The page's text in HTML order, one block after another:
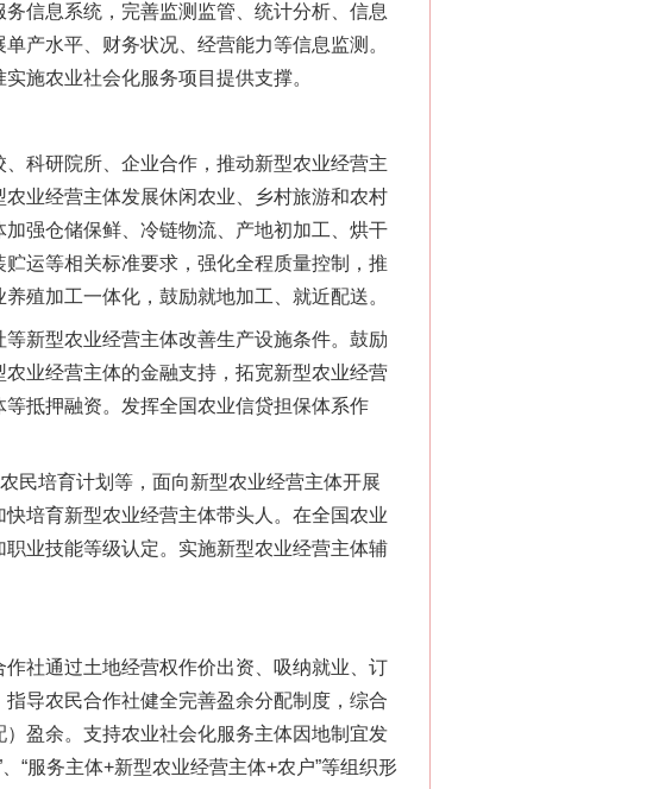
信息系统，完善监测监管、统计分析、信息
产水平、财务状况、经营能力等信息监测。
施农业社会化服务项目提供支撑。
科研院所、企业合作，推动新型农业经营主
业经营主体发展休闲农业、乡村旅游和农村
强仓储保鲜、冷链物流、产地初加工、烘干
运等相关标准要求，强化全程质量控制，推
殖加工一体化，鼓励就地加工、就近配送。
新型农业经营主体改善生产设施条件。鼓励
业经营主体的金融支持，拓宽新型农业经营
抵押融资。发挥全国农业信贷担保体系作
培育计划等，面向新型农业经营主体开展
培育新型农业经营主体带头人。在全国农业
业技能等级认定。实施新型农业经营主体辅
社通过土地经营权作价出资、吸纳就业、订
导农民合作社健全完善盈余分配制度，综合
盈余。支持农业社会化服务主体因地制宜发
“服务主体+新型农业经营主体+农户”等组织形